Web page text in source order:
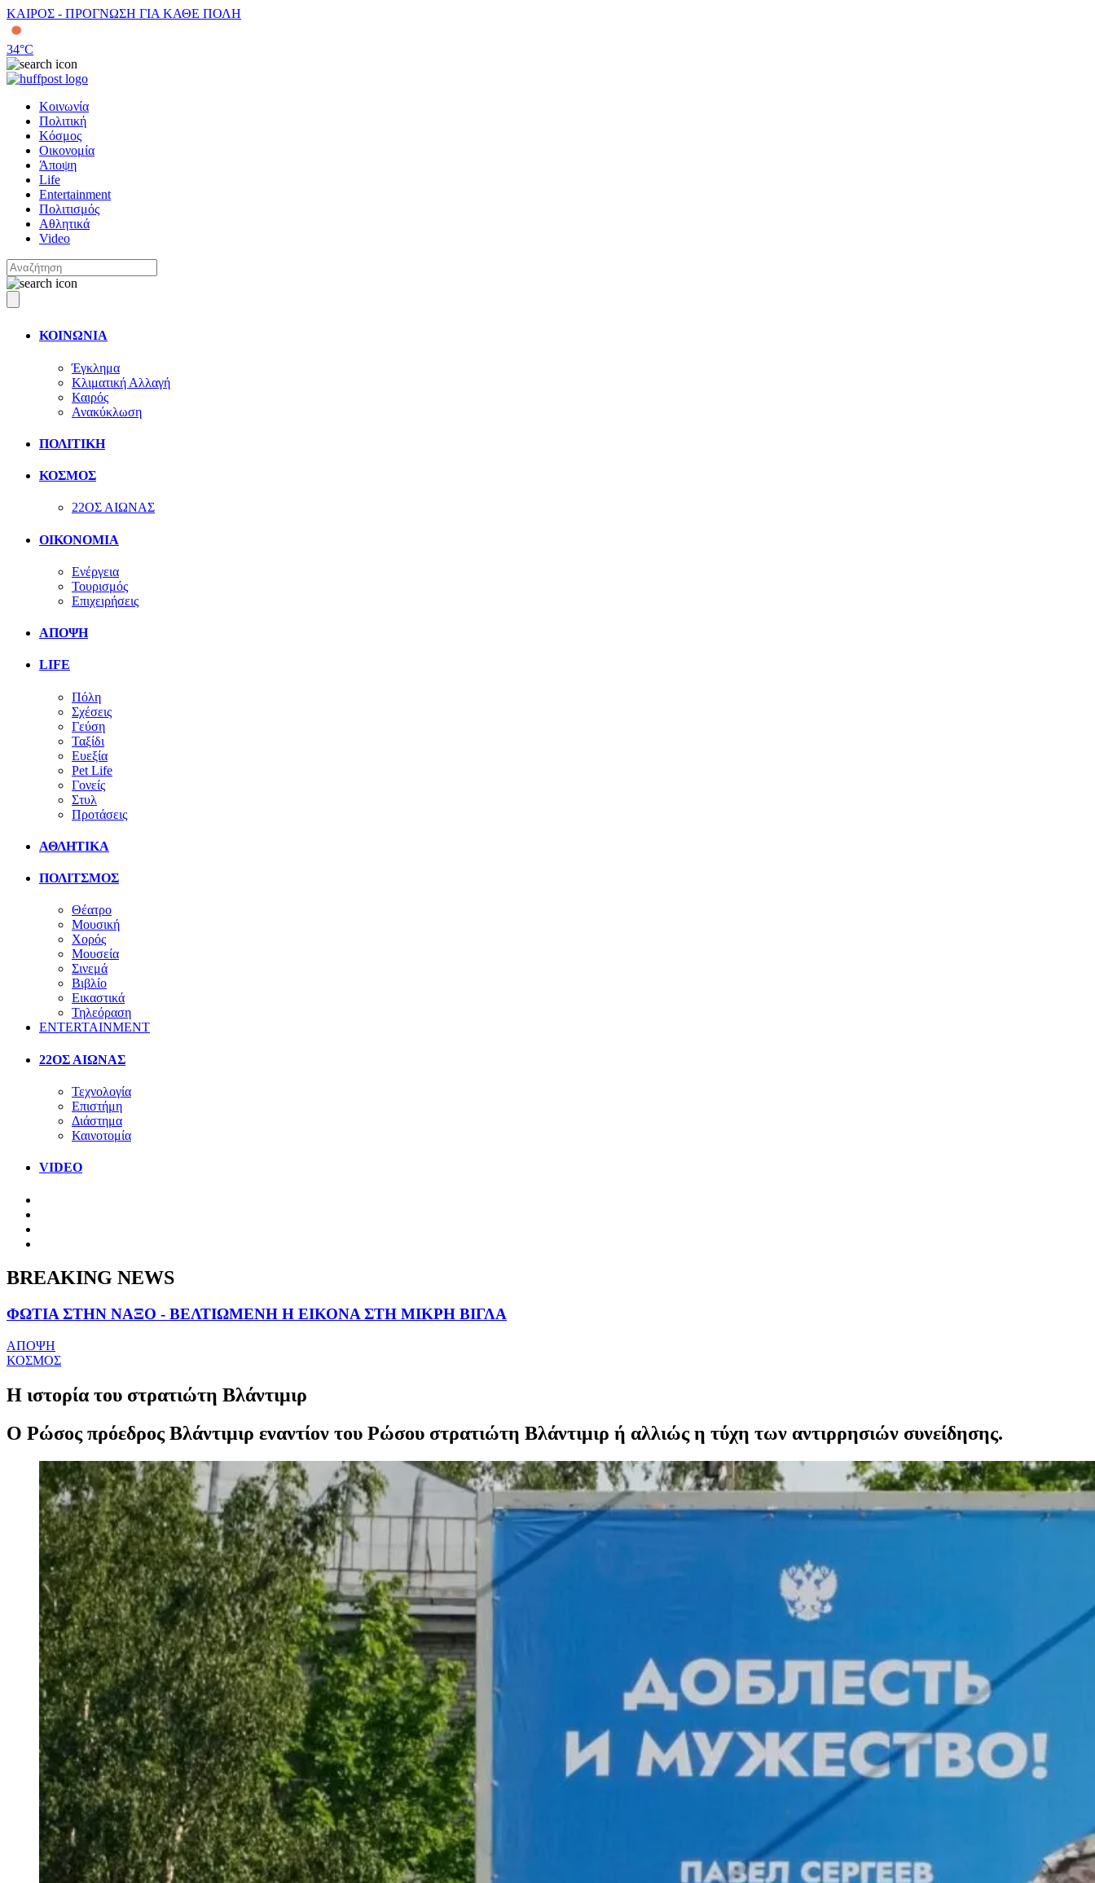
ΚΑΙΡΟΣ - ΠΡΟΓΝΩΣΗ ΓΙΑ ΚΑΘΕ ΠΟΛΗ
34°C
Κοινωνία
Πολιτική
Κόσμος
Οικονομία
Άποψη
Life
Entertainment
Πολιτισμός
Αθλητικά
Video
ΚΟΙΝΩΝΙΑ
Έγκλημα
Κλιματική Αλλαγή
Καιρός
Ανακύκλωση
ΠΟΛΙΤΙΚΗ
ΚΟΣΜΟΣ
22ΟΣ ΑΙΩΝΑΣ
ΟΙΚΟΝΟΜΙΑ
Ενέργεια
Τουρισμός
Επιχειρήσεις
ΑΠΟΨΗ
LIFE
Πόλη
Σχέσεις
Γεύση
Ταξίδι
Ευεξία
Pet Life
Γονείς
Στυλ
Προτάσεις
ΑΘΛΗΤΙΚΑ
ΠΟΛΙΤΣΜΟΣ
Θέατρο
Μουσική
Χορός
Μουσεία
Σινεμά
Βιβλίο
Εικαστικά
Τηλεόραση
ENTERTAINMENT
22ΟΣ ΑΙΩΝΑΣ
Τεχνολογία
Επιστήμη
Διάστημα
Καινοτομία
VIDEO
BREAKING NEWS
ΦΩΤΙΑ ΣΤΗΝ ΝΑΞΟ - ΒΕΛΤΙΩΜΕΝΗ Η ΕΙΚΟΝΑ ΣΤΗ ΜΙΚΡΗ ΒΙΓΛΑ
ΑΠΟΨΗ
ΚΟΣΜΟΣ
Η ιστορία του στρατιώτη Βλάντιμιρ
Ο Ρώσος πρόεδρος Βλάντιμιρ εναντίον του Ρώσου στρατιώτη Βλάντιμιρ ή αλλιώς η τύχη των αντιρρησιών συνείδησης.